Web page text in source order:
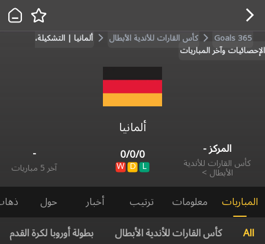
Goals 365 كأس القارات للأندية الأبطال ألمانيا | التشكيلة،
الإحصائيات وآخر المباريات
ألمانيا
المركز-
كأس القارات للأندية
الأبطال>
0/0/0
W D L
-
آخر 5 مباريات
المباريات معلومات ترتيب أخبار حول
All
كأس القارات للأندية الأبطال بطولة أوروبا لكرة القدم